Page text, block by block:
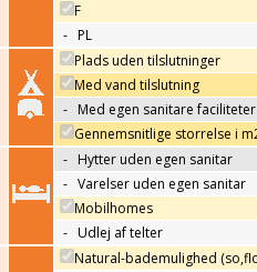
F
- PL
Plads uden tilslutninger
Med vand tilslutning
- Med egen sanitare faciliteter
Gennemsnitlige storrelse i
- Hytter uden egen sanitar
- Varelser uden egen sanitar
Mobilhomes
- Udlej af telter
Natural-bademulighed